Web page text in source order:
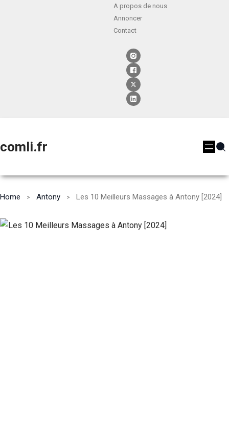
A propos de nous
Annoncer
Contact
comli.fr
Home Antony Les 10 Meilleurs Massages à Antony [2024]